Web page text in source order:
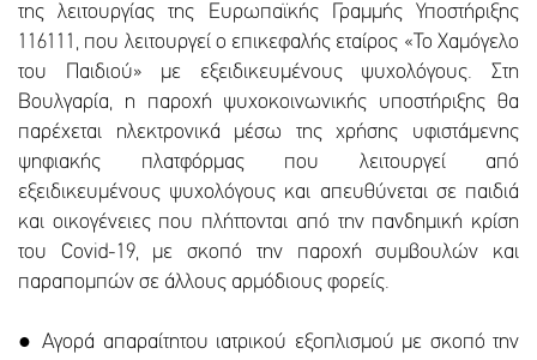
της λειτουργίας της Ευρωπαϊκής Γραμμής Υποστήριξης
116111, που λειτουργεί ο επικεφαλής εταίρος «Το Χαμόγελο
του Παιδιού» με εξειδικευμένους ψυχολόγους. Στη
Βουλγαρία, η παροχή ψυχοκοινωνικής υποστήριξης θα
παρέχεται ηλεκτρονικά μέσω της χρήσης υφιστάμενης
ψηφιακής πλατφόρμας που λειτουργεί από
εξειδικευμένους ψυχολόγους και απευθύνεται σε παιδιά
και οικογένειες που πλήττονται από την πανδημική κρίση
του Covid-19, με σκοπό την παροχή συμβουλών και
παραπομπών σε άλλους αρμόδιους φορείς.
● Αγορά απαραίτητου ιατρικού εξοπλισμού με σκοπό την